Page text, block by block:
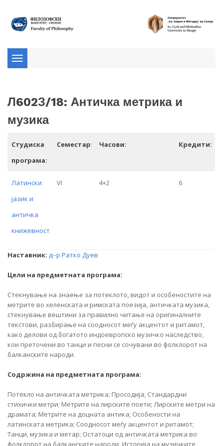
Toggle
navigation
Л602З/18: Античка метрика и
музика
Студиска
програма:
Семестар: Часови: Кредити:
Латински
јазик и
античка
книжевност
VI 4+2 6
Наставник: д–р Ратко Дуев
Цели на предметната програма:
Стекнување на знаење за потеклото, видот и особеностите на
метрите во хеленската и римската поезија, античката музика,
стекнување вештини за правилно читање на оригиналните
текстови, разбирање на соодносот меѓу акцентот и ритамот,
како делови од богатото индоевропско музичко наследство,
кои преточени во танци и песни се сочувани во фолклорот на
балканските народи.
Содржина на предметната програма:
Потекло на античката метрика; Просодија; Стандардни
стихички метри; Метрите на лирските поети; Лирските метри на
драмата; Метрите на доцната антика; Особености на
латинската метрика; Соодносот меѓу акцентот и ритамот;
Танци, музика и метар; Остатоци од античката метрика во
фолклорот на балканските народи. Историја на музичките